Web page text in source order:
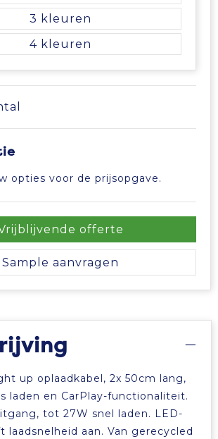
3
4
opties voor de prijsopgave.
offerte
Sample aanvragen
up oplaadkabel, 2x 50cm lang,
laden en CarPlay-functionaliteit.
tot 27W snel laden. LED-
laadsnelheid aan. Van gerecycled